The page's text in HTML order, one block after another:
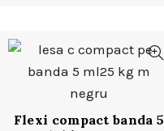
Flexi compact banda 5